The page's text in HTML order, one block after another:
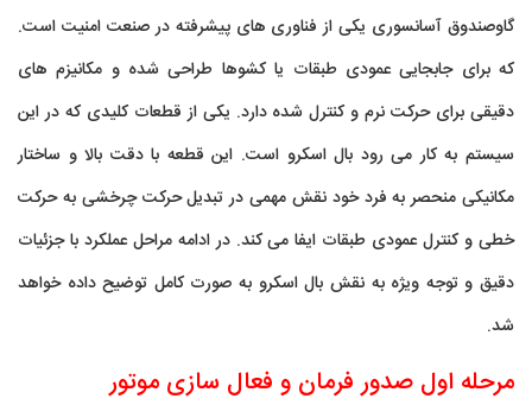
گاوصندوق آسانسوری یکی از فناوری های پیشرفته در صنعت امنیت است.
که برای جابجایی عمودی طبقات یا کشوها طراحی شده و مکانیزم های
دقیقی برای حرکت نرم و کنترل شده دارد. یکی از قطعات کلیدی که در این
سیستم به کار می رود بال اسکرو است. این قطعه با دقت بالا و ساختار
مکانیکی منحصر به فرد خود نقش مهمی در تبدیل حرکت چرخشی به حرکت
خطی و کنترل عمودی طبقات ایفا می کند. در ادامه مراحل عملکرد با جزئیات
دقیق و توجه ویژه به نقش بال اسکرو به صورت کامل توضیح داده خواهد
شد.
مرحله اول صدور فرمان و فعال سازی موتور